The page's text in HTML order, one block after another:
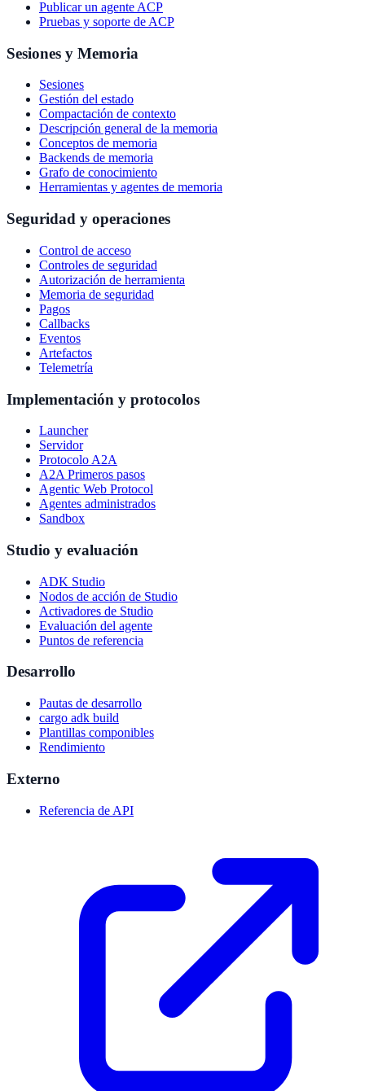
Publicar un agente ACP
Pruebas y soporte de ACP
Sesiones y Memoria
Sesiones
Gestión del estado
Compactación de contexto
Descripción general de la memoria
Conceptos de memoria
Backends de memoria
Grafo de conocimiento
Herramientas y agentes de memoria
Seguridad y operaciones
Control de acceso
Controles de seguridad
Autorización de herramienta
Memoria de seguridad
Pagos
Callbacks
Eventos
Artefactos
Telemetría
Implementación y protocolos
Launcher
Servidor
Protocolo A2A
A2A Primeros pasos
Agentic Web Protocol
Agentes administrados
Sandbox
Studio y evaluación
ADK Studio
Nodos de acción de Studio
Activadores de Studio
Evaluación del agente
Puntos de referencia
Desarrollo
Pautas de desarrollo
cargo adk build
Plantillas componibles
Rendimiento
Externo
Referencia de API